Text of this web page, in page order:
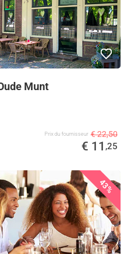
Munt
Prix ​​du fournisseur € 22,50
€ 11 ,25
43%